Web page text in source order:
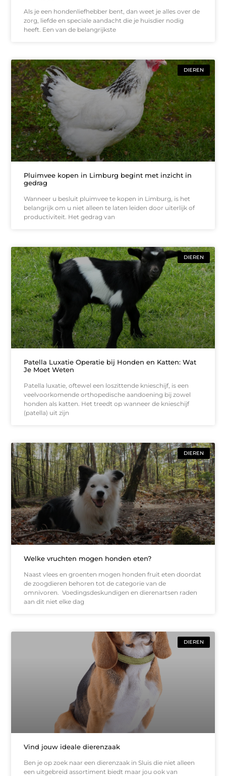
Als je een hondenliefhebber bent, dan weet je alles over de
zorg, liefde en speciale aandacht die je huisdier nodig
heeft. Een van de belangrijkste
DIEREN
Pluimvee kopen in Limburg begint met inzicht in
gedrag
Wanneer u besluit pluimvee te kopen in Limburg, is het
belangrijk om u niet alleen te laten leiden door uiterlijk of
productiviteit. Het gedrag van
DIEREN
Patella Luxatie Operatie bij Honden en Katten: Wat
Je Moet Weten
Patella luxatie, oftewel een loszittende knieschijf, is een
veelvoorkomende orthopedische aandoening bij zowel
honden als katten. Het treedt op wanneer de knieschijf
(patella) uit zijn
DIEREN
Welke vruchten mogen honden eten?
Naast vlees en groenten mogen honden fruit eten doordat
de zoogdieren behoren tot de categorie van de
omnivoren. Voedingsdeskundigen en dierenartsen raden
aan dit niet elke dag
DIEREN
Vind jouw ideale dierenzaak
Ben je op zoek naar een dierenzaak in Sluis die niet alleen
een uitgebreid assortiment biedt maar jou ook van